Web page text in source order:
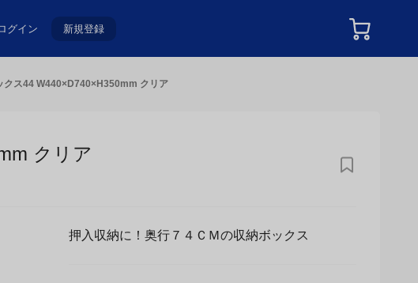
グイン 新規登録
クス44 W440×D740×H350mm クリア
クリア
押入収納に！奥行７４ＣＭの収納ボックス